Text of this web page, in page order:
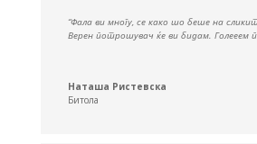
“Фала ви многу, се како шо беше на
Верен потрошувач ќе ви бидам. Голееем
Наташа Ристевска
Битола